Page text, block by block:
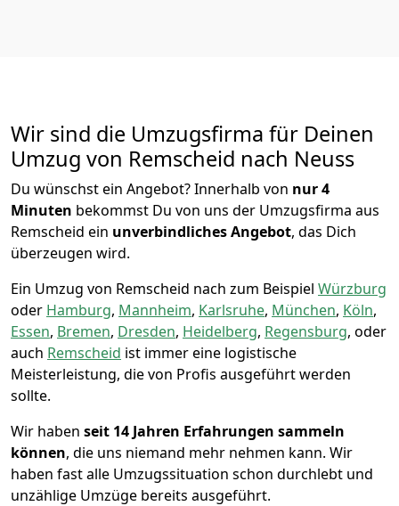
Wir sind die Umzugsfirma für Deinen
Umzug von Remscheid nach Neuss
Du wünschst ein Angebot? Innerhalb von nur 4
Minuten bekommst Du von uns der Umzugsfirma aus
Remscheid ein unverbindliches Angebot, das Dich
überzeugen wird.
Ein Umzug von Remscheid nach zum Beispiel Würzburg
oder Hamburg, Mannheim, Karlsruhe, München, Köln,
Essen, Bremen, Dresden, Heidelberg, Regensburg, oder
auch Remscheid ist immer eine logistische
Meisterleistung, die von Profis ausgeführt werden
sollte.
Wir haben seit 14 Jahren Erfahrungen sammeln
können, die uns niemand mehr nehmen kann. Wir
haben fast alle Umzugssituation schon durchlebt und
unzählige Umzüge bereits ausgeführt.